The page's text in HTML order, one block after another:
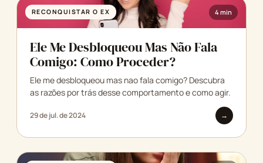
RECONQUISTAR O EX 4 min
Ele Me Desbloqueou Mas Não Fala
Comigo: Como Proceder?
Ele me desbloqueou mas nao fala comigo? Descubra
as razões por trás desse comportamento e como agir.
29 de jul. de 2024 →